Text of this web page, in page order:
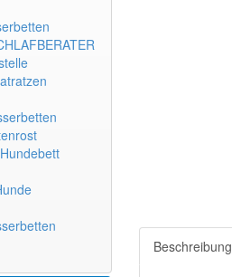
Beschreibung